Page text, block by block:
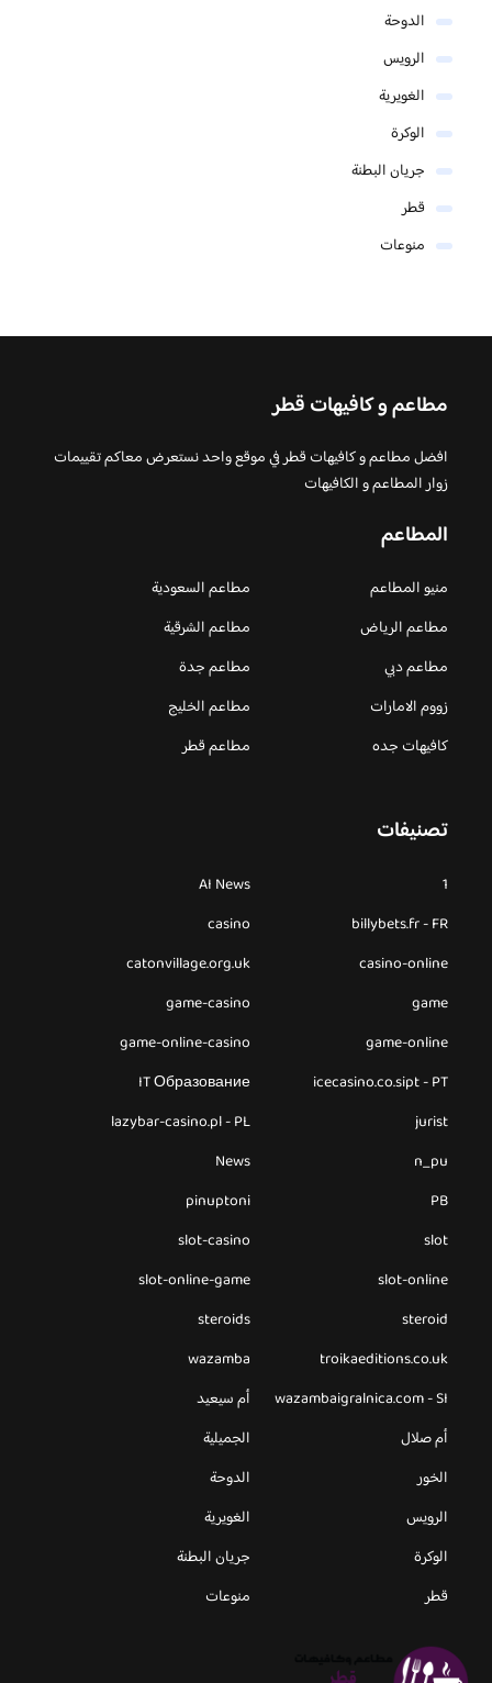
الدوحة
الرويس
الغويرية
الوكرة
جريان البطنة
قطر
منوعات
مطاعم و كافيهات قطر
افضل مطاعم و كافيهات قطر في موقع واحد نستعرض معاكم تقييمات
زوار المطاعم و الكافيهات
المطاعم
منيو المطاعم
مطاعم السعودية
مطاعم الرياض
مطاعم الشرقية
مطاعم دبي
مطاعم جدة
زووم الامارات
مطاعم الخليج
كافيهات جده
مطاعم قطر
تصنيفات
1
AI News
billybets.fr - FR
casino
casino-online
catonvillage.org.uk
game
game-casino
game-online
game-online-casino
icecasino.co.sipt - PT
IT Образование
jurist
lazybar-casino.pl - PL
n_pu
News
PB
pinuptoni
slot
slot-casino
slot-online
slot-online-game
steroid
steroids
troikaeditions.co.uk
wazamba
wazambaigralnica.com - SI
أم سيعيد
أم صلال
الجميلية
الخور
الدوحة
الرويس
الغويرية
الوكرة
جريان البطنة
قطر
منوعات